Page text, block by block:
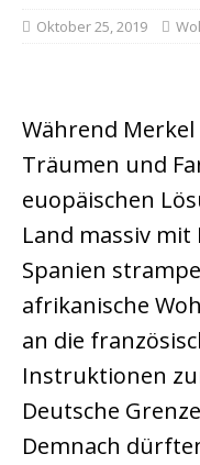
Oktober 25, 2019
Während
Träumen und
euopäischen
Land massiv
Spanien
afrikanische
an die
Instruktionen
Deutsche
Demnach